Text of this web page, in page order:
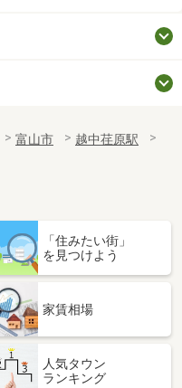
富山市
越中荏原駅
「住みたい街」
を見つけよう
家賃相場
人気タウン
ランキング